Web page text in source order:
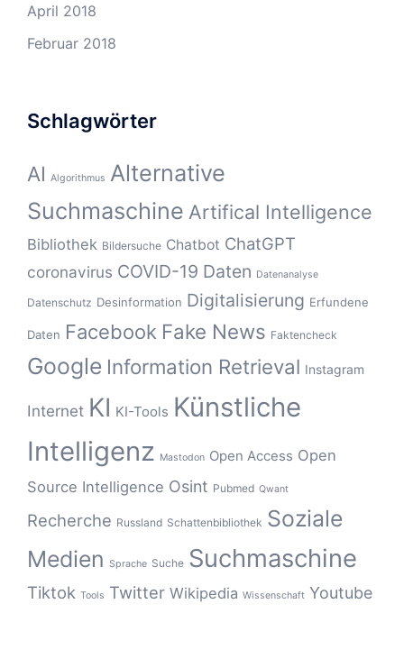
April 2018
Februar 2018
Schlagwörter
AI Algorithmus Alternative
Suchmaschine Artifical Intelligence
Bibliothek Bildersuche Chatbot ChatGPT
coronavirus COVID-19 Daten Datenanalyse
Datenschutz Desinformation Digitalisierung Erfundene
Daten Facebook Fake News Faktencheck
Google Information Retrieval Instagram
Internet KI KI-Tools Künstliche
Intelligenz Mastodon Open Access Open
Source Intelligence Osint Pubmed Qwant
Recherche Russland Schattenbibliothek Soziale
Medien Sprache Suche Suchmaschine
Tiktok Tools Twitter Wikipedia Wissenschaft Youtube